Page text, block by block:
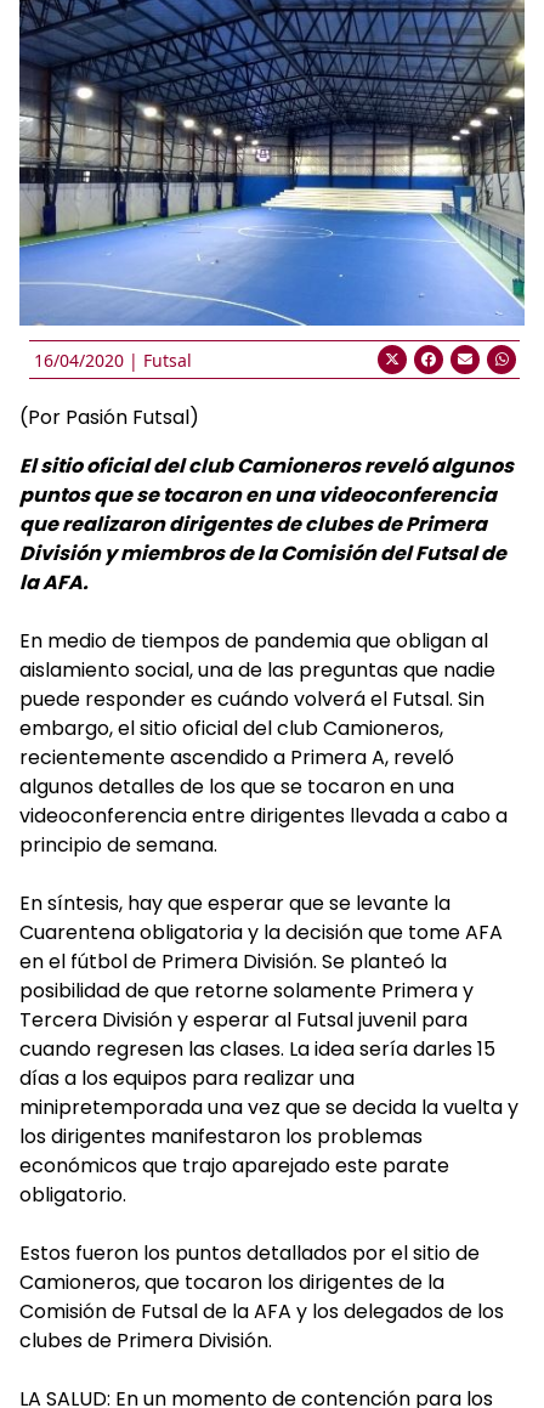
16/04/2020 | Futsal
(Por Pasión Futsal)
El sitio oficial del club Camioneros reveló algunos
puntos que se tocaron en una videoconferencia
que realizaron dirigentes de clubes de Primera
División y miembros de la Comisión del Futsal de
la AFA.
En medio de tiempos de pandemia que obligan al
aislamiento social, una de las preguntas que nadie
puede responder es cuándo volverá el Futsal. Sin
embargo, el sitio oficial del club Camioneros,
recientemente ascendido a Primera A, reveló
algunos detalles de los que se tocaron en una
videoconferencia entre dirigentes llevada a cabo a
principio de semana.
En síntesis, hay que esperar que se levante la
Cuarentena obligatoria y la decisión que tome AFA
en el fútbol de Primera División. Se planteó la
posibilidad de que retorne solamente Primera y
Tercera División y esperar al Futsal juvenil para
cuando regresen las clases. La idea sería darles 15
días a los equipos para realizar una
minipretemporada una vez que se decida la vuelta y
los dirigentes manifestaron los problemas
económicos que trajo aparejado este parate
obligatorio.
Estos fueron los puntos detallados por el sitio de
Camioneros, que tocaron los dirigentes de la
Comisión de Futsal de la AFA y los delegados de los
clubes de Primera División.
LA SALUD: En un momento de contención para los